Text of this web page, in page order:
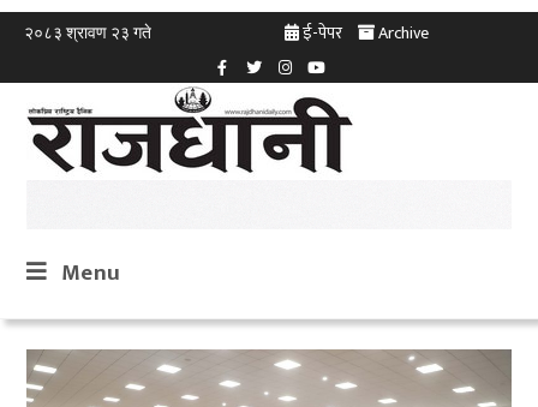
२०८३ श्रावण २३ गते ई-पेपर Archive
Menu